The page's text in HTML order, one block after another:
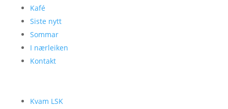
Kafé
Siste nytt
Sommar
I nærleiken
Kontakt
Kvam LSK